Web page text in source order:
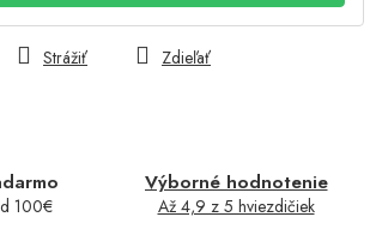
100€
Výborné hodnotenie
Až 4,9 z 5 hviezdičiek
Strážiť Zdieľať